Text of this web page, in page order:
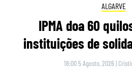
ALGARVE
IPMA doa 60
instituições de
18:00 5 Agosto, 2026 |